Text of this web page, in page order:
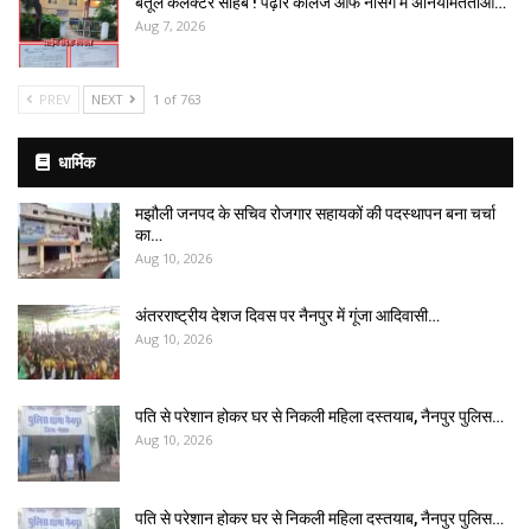
Aug 7, 2026
PREV NEXT 1 of 763
धार्मिक
मझौली जनपद के सचिव रोजगार सहायकों की पदस्थापन बना चर्चा
का…
Aug 10, 2026
अंतरराष्ट्रीय देशज दिवस पर नैनपुर में गूंजा आदिवासी…
Aug 10, 2026
पति से परेशान होकर घर से निकली महिला दस्तयाब, नैनपुर पुलिस…
Aug 10, 2026
पति से परेशान होकर घर से निकली महिला दस्तयाब, नैनपुर पुलिस…